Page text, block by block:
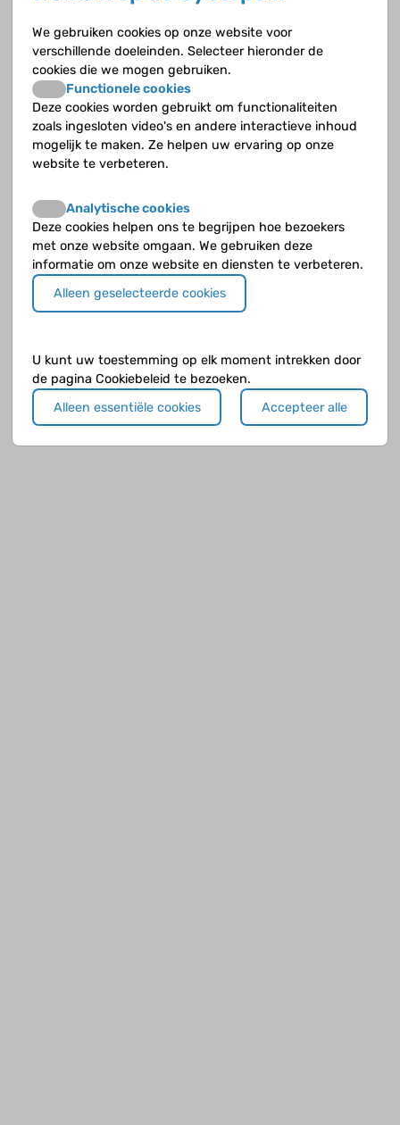
Zoekresultaten voor "Polyarteritis nodosa"
op de Cyberpoli
Jeugdreuma en andere auto-
immuunziekten
Jeugdreuma of Juveniele Idiopathische Artritis
voorkomen. Een auto-immuunziekte, is een ziekte
waarbij je immuunsysteem betrokken is.
We gebruiken cookies op onze website voor
verschillende doeleinden. Selecteer hieronder de
cookies die we mogen gebruiken.
Functionele cookies
Deze cookies worden gebruikt om functionaliteiten
zoals ingesloten video's en andere interactieve inhoud
mogelijk te maken. Ze helpen uw ervaring op onze
website te verbeteren.
Analytische cookies
Deze cookies helpen ons te begrijpen hoe bezoekers
met onze website omgaan. We gebruiken deze
informatie om onze website en diensten te verbeteren.
Alleen geselecteerde cookies
U kunt uw toestemming op elk moment intrekken door
de pagina Cookiebeleid te bezoeken.
Alleen essentiële cookies
Accepteer alle